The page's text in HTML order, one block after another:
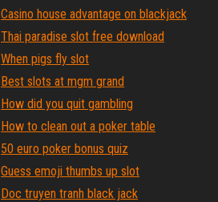
Casino house advantage on blackjack
Thai paradise slot free download
When pigs fly slot
Best slots at mgm grand
How did you quit gambling
How to clean out a poker table
50 euro poker bonus quiz
Guess emoji thumbs up slot
Doc truyen tranh black jack